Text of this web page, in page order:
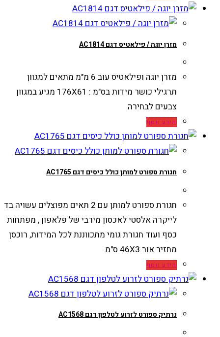
מזרן יוגה / פילאטיס דגם AC1814
מזרן יוגה ופילאטיס עוב 6 מ"מ מתאים למגוון
תרגילי כושר מידות בס"מ : 176X61 מגיע במגוון
צבעים לבחירה
מידע נוסף
חגורת ספורט למותן כולל כיסים דגם AC1765
חגורת ספורט למותן עם 2 תאים מפוצלים עשויה בד
לייקרה אלסטי לאכסון מירבי של פלאפון , מפתחות
כסף ועוד חגורת גומי מתכווננת לכל המידות, רוכסן
מחזיר אור 46X3 ס"מ
מידע נוסף
נרתיק ספורט לזרוע לטלפון דגם AC1568